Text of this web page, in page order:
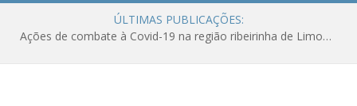
ÚLTIMAS PUBLICAÇÕES:
Ações de combate à Covid-19 na região ribeirinha de Limoeiro do Ajuru continuam